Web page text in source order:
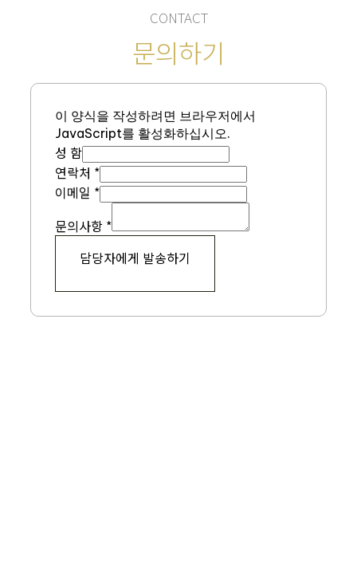
CONTACT
문의하기
이 양식을 작성하려면 브라우저에서
JavaScript를 활성화하십시오.
성 함
연
락
성
연락처 *
이메일 *
문의사항 *
담당자에게 발송하기